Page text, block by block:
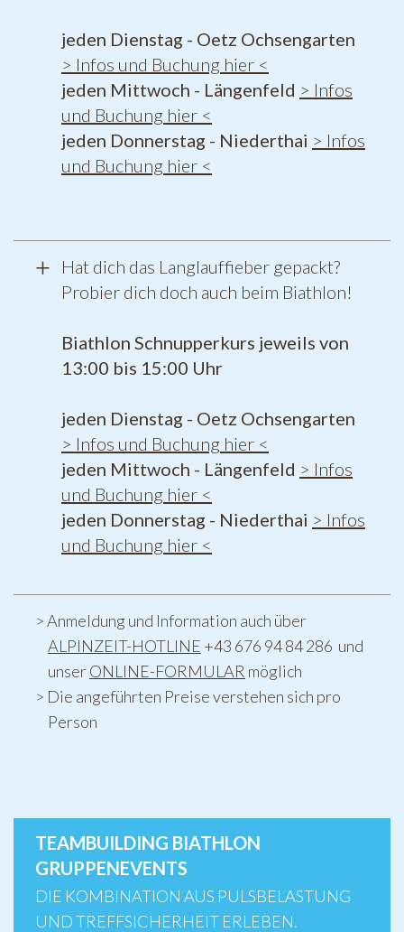
jeden Dienstag - Oetz Ochsengarten
> Infos und Buchung hier <
jeden Mittwoch - Längenfeld > Infos
und Buchung hier <
jeden Donnerstag - Niederthai > Infos
und Buchung hier <
Hat dich das Langlauffieber gepackt?
Probier dich doch auch beim Biathlon!
Biathlon Schnupperkurs jeweils von
13:00 bis 15:00 Uhr
jeden Dienstag - Oetz Ochsengarten
> Infos und Buchung hier <
jeden Mittwoch - Längenfeld > Infos
und Buchung hier <
jeden Donnerstag - Niederthai > Infos
und Buchung hier <
Anmeldung und Information auch über
ALPINZEIT-HOTLINE +43 676 94 84 286 und
unserONLINE-FORMULAR möglich
Die angeführten Preise verstehen sich pro
Person
TEAMBUILDING BIATHLON
GRUPPENEVENTS
DIE KOMBINATION AUS PULSBELASTUNG
UND TREFFSICHERHEIT ERLEBEN.